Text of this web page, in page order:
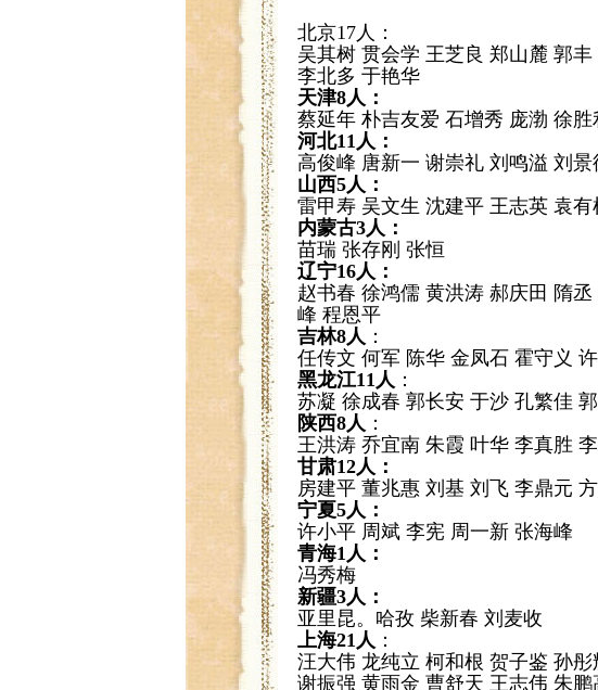
北京17人 ：
吴其树 贯会学 王芝良 郑山麓 郭
李北多 于艳华
天津8人：
蔡延年 朴吉友爱 石增秀 庞渤 徐
河北11人：
高俊峰 唐新一 谢崇礼 刘鸣溢 刘
山西5人：
雷甲寿 吴文生 沈建平 王志英 袁有
内蒙古3人：
苗瑞 张存刚 张恒
辽宁16人：
赵书春 徐鸿儒 黄洪涛 郝庆田 隋
峰 程恩平
吉林8人 ：
任传文 何军 陈华 金凤石 霍守义
黑龙江11人 ：
苏凝 徐成春 郭长安 于沙 孔繁佳
陕西8人 ：
王洪涛 乔宜南 朱霞 叶华 李真胜
甘肃12人：
房建平 董兆惠 刘基 刘飞 李鼎元
宁夏5人：
许小平 周斌 李宪 周一新 张海峰
青海1人：
冯秀梅
新疆3人：
亚里昆。哈孜 柴新春 刘麦收
上海21人 ：
汪大伟 龙纯立 柯和根 贺子鉴 孙
谢振强 黄雨金 曹舒天 王志伟 朱